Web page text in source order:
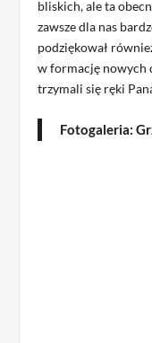
bliskich, ale ta
zawsze dla nas
podziękował
w formację nowych
trzymali się ręki
Fotogaleria: